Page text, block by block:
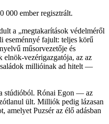
000 ember regisztrált.
a „megtakarítások védelméről
eseménnyé fajult: teljes körű
műsorvezetője és
vezérigazgatója, az az
millióinak ad hitelt —
stúdióból. Rónai Egon — az
ült. Milliók pedig lázasan
amelyet Puzsér az élő adásban